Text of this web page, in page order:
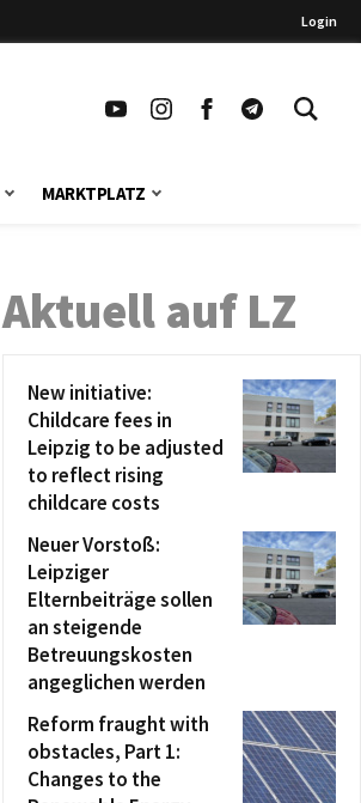
Login
MARKTPLATZ
Aktuell auf LZ
New initiative:
Childcare fees in
Leipzig to be adjusted
to reflect rising
childcare costs
Neuer Vorstoß:
Leipziger
Elternbeiträge sollen
an steigende
Betreuungskosten
angeglichen werden
Reform fraught with
obstacles, Part 1:
Changes to the